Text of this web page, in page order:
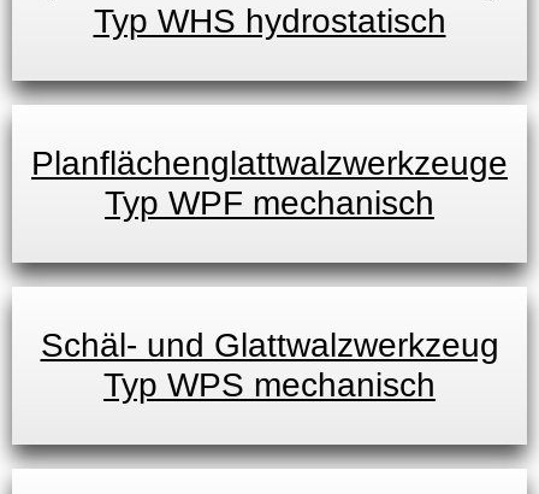
Typ WHS hydrostatisch
Planflächenglattwalzwerkzeuge
Typ WPF mechanisch
Schäl- und Glattwalzwerkzeug
Typ WPS mechanisch